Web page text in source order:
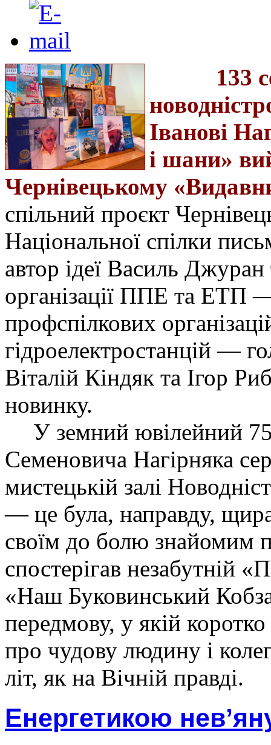
133
Іванові
і шани»
Чернівецькому
спільний проєкт
Національної спілки
автор ідеї Василь Джуран
організації ППЕ та ЕТП
профспілкових
гідроелектростанцій —
Віталій Кіндяк та Ігор
новинку.
У земний ювілейний
Семеновича Нагірняка
мистецькій залі
— це була, направду,
своїм до болю знайомим
спостерігав незабутній
«Наш Буковинський
передмову, у якій
про чудову людину і
літ, як на Вічній правді.
Енергетикою